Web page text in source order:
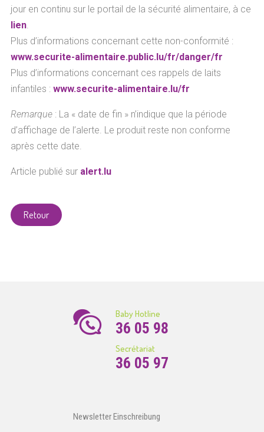
jour en continu sur le portail de la sécurité alimentaire, à ce
lien.
Plus d’informations concernant cette non-conformité :
www.securite-alimentaire.public.lu/fr/danger/fr
Plus d’informations concernant ces rappels de laits
infantiles : www.securite-alimentaire.lu/fr
Remarque : La « date de fin » n’indique que la période
d’affichage de l’alerte. Le produit reste non conforme
après cette date.
Article publié sur alert.lu
Retour
Baby Hotline
36 05 98
Secrétariat
36 05 97
Newsletter Einschreibung